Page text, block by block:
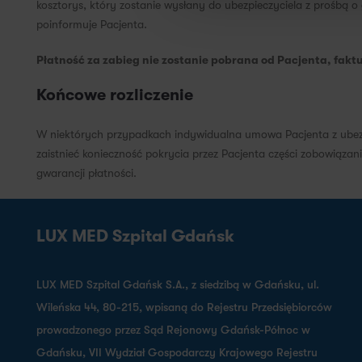
kosztorys, który zostanie wysłany do ubezpieczyciela z
poinformuje Pacjenta.
Płatność za zabieg nie zostanie pobrana od Pacjenta,
Końcowe rozliczenie
W niektórych przypadkach indywidualna umowa Pacjenta z
zaistnieć konieczność pokrycia przez Pacjenta części
gwarancji płatności.
LUX MED Szpital Gdańsk
LUX MED Szpital Gdańsk S.A., z siedzibą w Gdańsku, ul.
Wileńska 44, 80-215, wpisaną do Rejestru Przedsiębiorców
prowadzonego przez Sąd Rejonowy Gdańsk-Północ w
Gdańsku, VII Wydział Gospodarczy Krajowego Rejestru